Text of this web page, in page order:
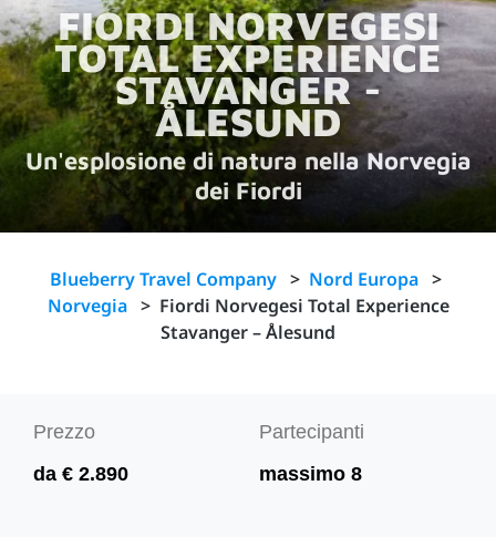
FIORDI NORVEGESI
TOTAL EXPERIENCE
STAVANGER -
ÅLESUND
Un'esplosione di natura nella Norvegia
dei Fiordi
Blueberry Travel Company > Nord Europa >
Norvegia> Fiordi Norvegesi Total Experience
Stavanger – Ålesund
Prezzo
da € 2.890
Partecipanti
massimo 8